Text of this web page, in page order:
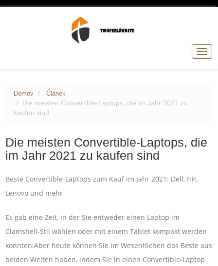
Domov Článek
Die meisten Convertible-Laptops, die im Jahr 2021 zu
kaufen sind
Die meisten Convertible-Laptops, die
im Jahr 2021 zu kaufen sind
Beste Convertible-Laptops zum Kauf im Jahr 2021: Dell, HP,
Lenovo und mehr
Es gab eine Zeit, in der Sie entweder einen Laptop im
Clamshell-Stil wählen oder mit einem Tablet kompakt werden
konnten.Aber heute können Sie im Wesentlichen das Beste aus
beiden Welten haben, indem Sie in einen Convertible-Laptop